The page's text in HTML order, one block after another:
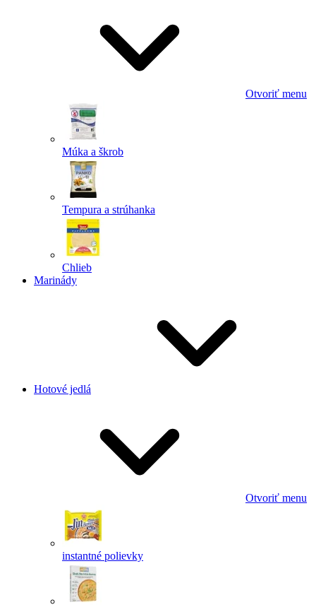
Otvoriť menu
Múka a škrob
Tempura a strúhanka
Chlieb
Marinády
Hotové jedlá
Otvoriť menu
instantné polievky
Powered by chaterimo